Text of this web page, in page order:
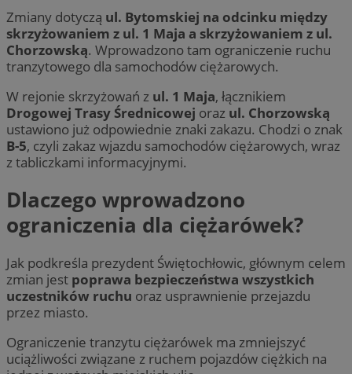
Zmiany dotyczą ul. Bytomskiej na odcinku między
skrzyżowaniem z ul. 1 Maja a skrzyżowaniem z ul.
Chorzowską. Wprowadzono tam ograniczenie ruchu
tranzytowego dla samochodów ciężarowych.
W rejonie skrzyżowań z ul. 1 Maja, łącznikiem
Drogowej Trasy Średnicowej oraz ul. Chorzowską
ustawiono już odpowiednie znaki zakazu. Chodzi o znak
B-5, czyli zakaz wjazdu samochodów ciężarowych, wraz
z tabliczkami informacyjnymi.
Dlaczego wprowadzono
ograniczenia dla ciężarówek?
Jak podkreśla prezydent Świętochłowic, głównym celem
zmian jest poprawa bezpieczeństwa wszystkich
uczestników ruchu oraz usprawnienie przejazdu
przez miasto.
Ograniczenie tranzytu ciężarówek ma zmniejszyć
uciążliwości związane z ruchem pojazdów ciężkich na